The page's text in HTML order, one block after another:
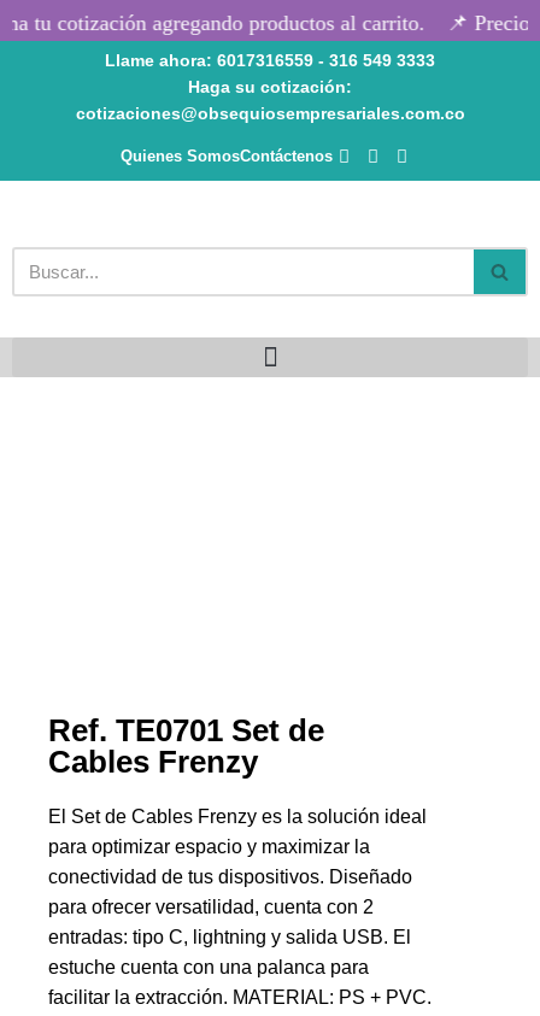
contenido
tu cotización agregando productos al carrito. 📌
Llame ahora: 6017316559 - 316 549 3333
Haga su cotización:
cotizaciones@obsequiosempresariales.com.co
Quienes SomosContáctenos
Ref. TE0701 Set de
Cables Frenzy
El Set de Cables Frenzy es la solución ideal
para optimizar espacio y maximizar la
conectividad de tus dispositivos. Diseñado
para ofrecer versatilidad, cuenta con 2
entradas: tipo C, lightning y salida USB. El
estuche cuenta con una palanca para
facilitar la extracción. MATERIAL: PS + PVC.